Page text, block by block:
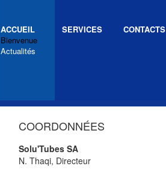
ACCUEIL
Bienvenue
Actualités
SERVICES CONTACTS
COORDONNÉES
Solu'Tubes SA
N. Thaqi, Directeur